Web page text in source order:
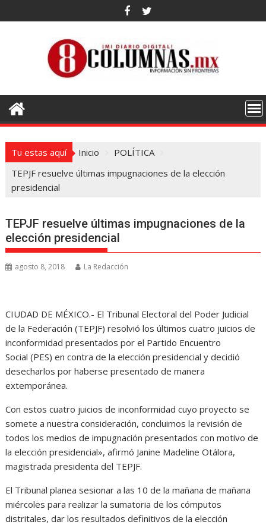
al
Tu estas aquí Inicio
POLÍTICA
TEPJF resuelve últimas impugnaciones de la elección
presidencial
TEPJF resuelve últimas impugnaciones de la
elección presidencial
agosto 8, 2018 La Redacción
CIUDAD DE MÉXICO.- El Tribunal Electoral del Poder Judicial
de la Federación (TEPJF) resolvió los últimos cuatro juicios de
inconformidad presentados por el Partido Encuentro
Social (PES) en contra de la elección presidencial y decidió
desecharlos por haberse presentado de manera
extemporánea.
Con estos cuatro juicios de inconformidad cuyo proyecto se
somete a nuestra consideración, concluimos la revisión de
todos los medios de impugnación presentados con motivo de
la elección presidencial», afirmó Janine Madeline Otálora,
magistrada presidenta del TEPJF.
El Tribunal planea sesionar a las 10 de la mañana de mañana
miércoles para realizar la sumatoria de los cómputos
distritales, dar los resultados definitivos de la elección